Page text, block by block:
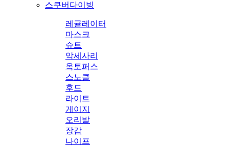
스쿠버다이빙
레귤레이터
마스크
슈트
악세사리
옥토퍼스
스노클
후드
라이트
게이지
오리발
장갑
나이프